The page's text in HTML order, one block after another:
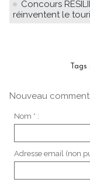
Concours
réinventent le
Tags
Nouveau
Nom * :
Adresse email (non